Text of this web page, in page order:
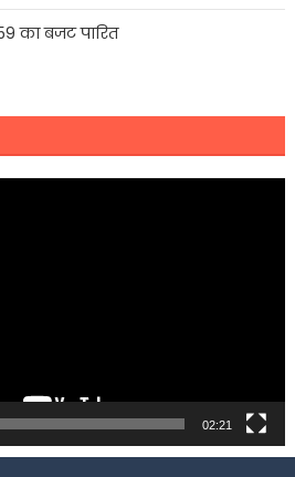
का बजट पारित
02:21